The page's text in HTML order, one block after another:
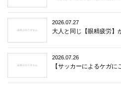
2026.07.27
大人と同じ【眼精疲労】
2026.07.26
【サッカーによるケガ